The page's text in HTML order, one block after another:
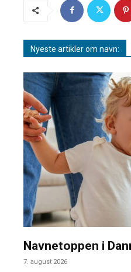
Nyeste artikler om navn:
Navnetoppen i
7. august 2026